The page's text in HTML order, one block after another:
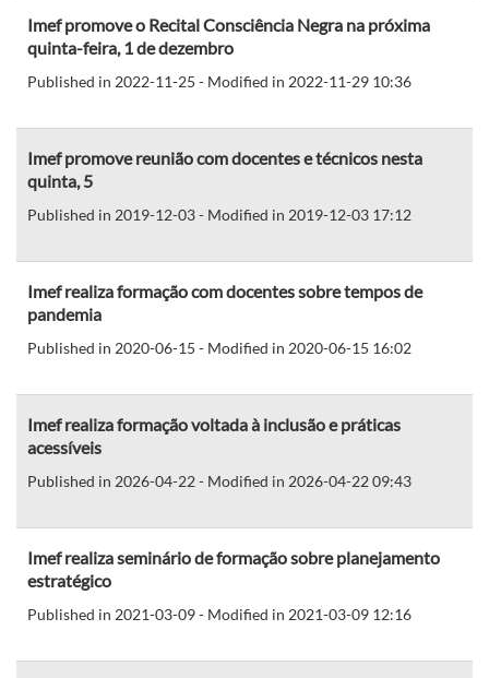
Imef promove o Recital Consciência Negra na próxima
quinta-feira, 1 de dezembro
Published in 2022-11-25 - Modified in 2022-11-29 10:36
Imef promove reunião com docentes e técnicos nesta
quinta, 5
Published in 2019-12-03 - Modified in 2019-12-03 17:12
Imef realiza formação com docentes sobre tempos de
pandemia
Published in 2020-06-15 - Modified in 2020-06-15 16:02
Imef realiza formação voltada à inclusão e práticas
acessíveis
Published in 2026-04-22 - Modified in 2026-04-22 09:43
Imef realiza seminário de formação sobre planejamento
estratégico
Published in 2021-03-09 - Modified in 2021-03-09 12:16